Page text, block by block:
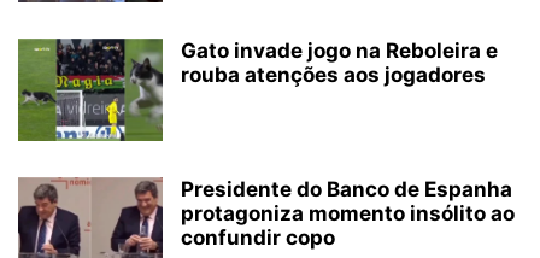
Gato invade jogo na Reboleira e
rouba atenções aos jogadores
Presidente do Banco de Espanha
protagoniza momento insólito ao
confundir copo